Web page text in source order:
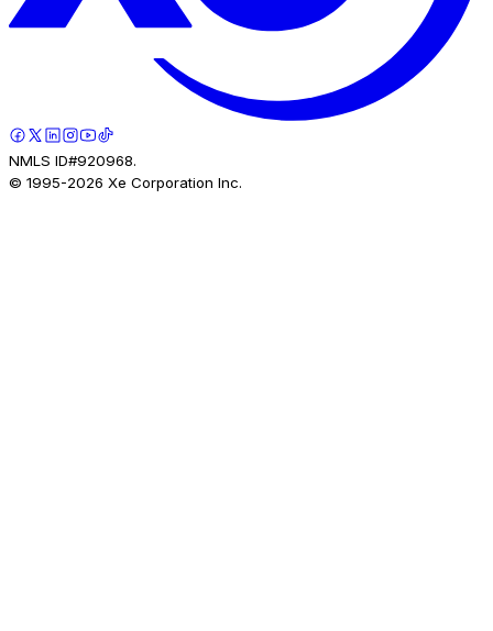
NMLS ID#920968.
© 1995-2026 Xe Corporation Inc.